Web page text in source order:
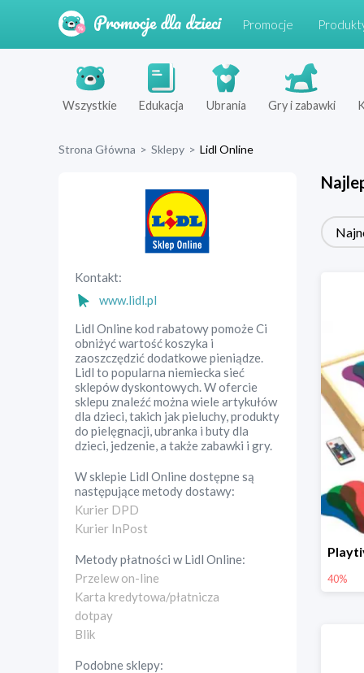
Promocje
Wszystkie Edukacja Ubrania Gry i zabawki
Strona Główna > Sklepy > Lidl Online
Kontakt:
www.lidl.pl
Lidl Online kod rabatowy pomoże Ci
obniżyć wartość koszyka i
zaoszczędzić dodatkowe pieniądze.
Lidl to popularna niemiecka sieć
sklepów dyskontowych. W ofercie
sklepu znaleźć można wiele artykułów
dla dzieci, takich jak pieluchy, produkty
do pielęgnacji, ubranka i buty dla
dzieci, jedzenie, a także zabawki i gry.
W sklepie Lidl Onlinedostępne są
następujące metody dostawy:
Kurier DPD
Kurier InPost
Metody płatności wLidl Online:
Przelew on-line
Karta kredytowa/płatnicza
dotpay
Blik
Podobne sklepy:
40%